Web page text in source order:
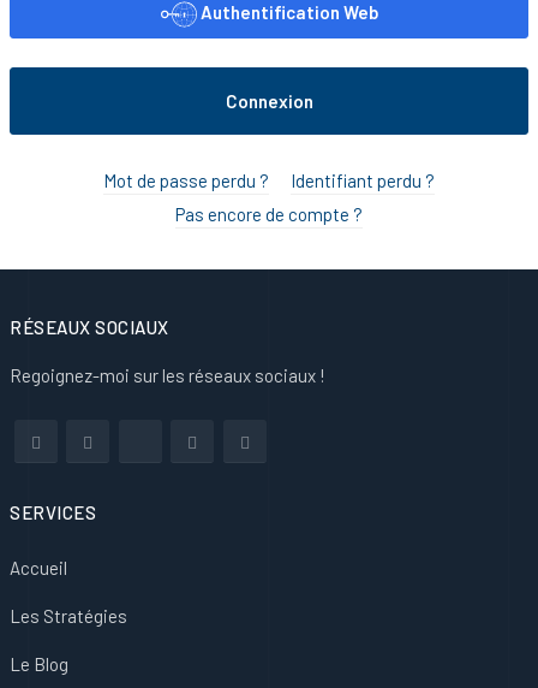
Authentification Web
Connexion
Mot de passe perdu ?
Identifiant perdu ?
Pas encore de compte ?
RÉSEAUX SOCIAUX
Regoignez-moi sur les réseaux sociaux !
SERVICES
Accueil
Les Stratégies
Le Blog